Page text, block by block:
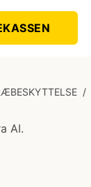
/
AI.